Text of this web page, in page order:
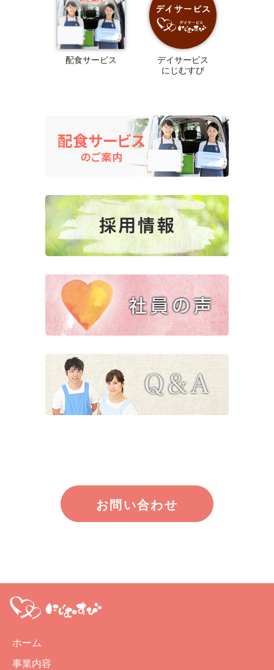
配食サービス
デイサービス
にじむすび
お問い合わせ
ホーム
事業内容